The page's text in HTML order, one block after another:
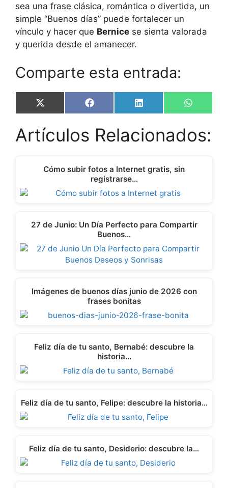
sea una frase clásica, romántica o divertida, un
simple “Buenos días” puede fortalecer un
vínculo y hacer que Bernice se sienta valorada
y querida desde el amanecer.
Comparte esta entrada:
Share
on
X
(
w
i
e
Share
on
F
a
e
b
k
Share
on
L
i
k
e
n
Share
on
W
h
t
s
Artículos Relacionados:
Cómo subir fotos a Internet gratis, sin
registrarse…
27 de Junio: Un Día Perfecto para Compartir
Buenos…
Imágenes de buenos días junio de 2026 con
frases bonitas
Feliz día de tu santo, Bernabé: descubre la
historia…
Feliz día de tu santo, Felipe: descubre la historia…
Feliz día de tu santo, Desiderio: descubre la…